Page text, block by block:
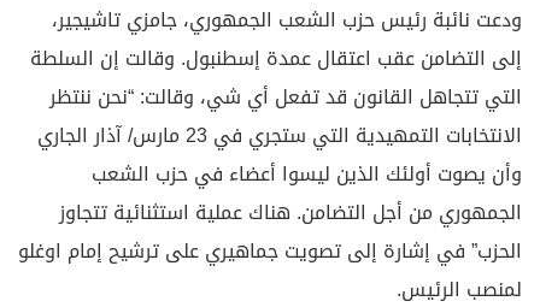
ودعت نائبة رئيس حزب الشعب الجمهوري، جامزي تاشيجير،
إلى التضامن عقب اعتقال عمدة إسطنبول. وقالت إن السلطة
التي تتجاهل القانون قد تفعل أي شي، وقالت: “نحن ننتظر
الانتخابات التمهيدية التي ستجري في 23 مارس/ آذار الجاري
وأن يصوت أولئك الذين ليسوا أعضاء في حزب الشعب
الجمهوري من أجل التضامن. هناك عملية استثنائية تتجاوز
الحزب” في إشارة إلى تصويت جماهيري على ترشيح إمام اوغلو
لمنصب الرئيس.